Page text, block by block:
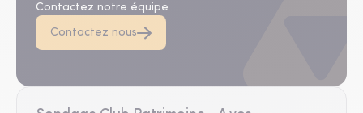
Contactez notre équipe
Contactez nous